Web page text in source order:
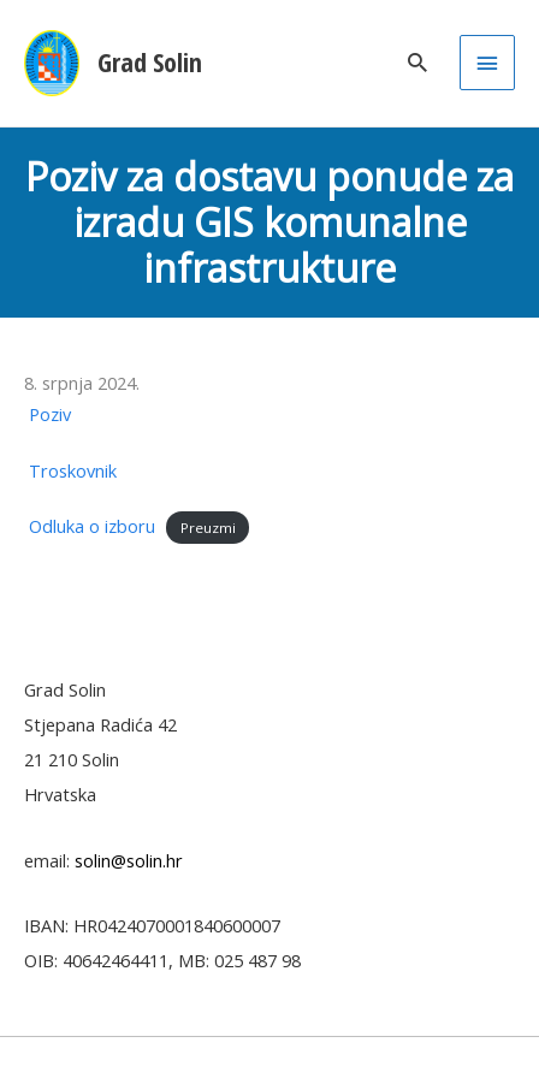
Grad Solin
Main
Poziv za dostavu ponude za
izradu GIS komunalne
infrastrukture
8. srpnja 2024.
Poziv
Troskovnik
Odluka o izboru Preuzmi
Grad Solin
Stjepana Radića 42
21 210 Solin
Hrvatska
email: solin@solin.hr
IBAN: HR0424070001840600007
OIB: 40642464411, MB: 025 487 98